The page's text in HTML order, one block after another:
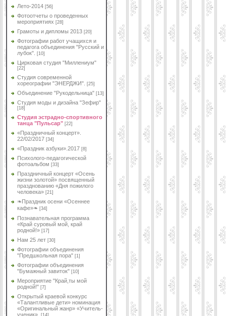
Лето-2014 [56]
Фотоотчеты о проведенных
мероприятиях [28]
Грамоты и дипломы 2013 [20]
Фотографии работ учащихся и
педагога объединения "Русский и
лубок".
[10]
Цирковая студия "Миллениум"
[22]
Студия современной
хореографии "ЭНЕРДЖИ".
[25]
Объединение "Рукодельница" [13]
Студия моды и дизайна "Зефир"
[18]
Студия эстрадно-спортивного
танца "Пульсар" [22]
«Праздничный концерт».
22/02/2017 [34]
«Праздник азбуки».2017 [8]
Психолого-педагогической
фотоальбом [33]
Праздничный концерт «Осень
жизни золотой» посвященный
празднованию «Дня пожилого
человека» [21]
❧Праздник осени «Осеннее
кафе»❧ [34]
Познавательная программа
«Край суровый мой, край
родной!» [17]
Нам 25 лет [30]
Фотографии объединения
"Предшкольная пора" [1]
Фотографии объединения
"Бумажный завиток" [10]
Мероприятие "Край,ты мой
родной!" [7]
Открытый краевой конкурс
«Талантливые дети» номинация
«Оригинальный жанр» «Учитель-
ученик».
[14]